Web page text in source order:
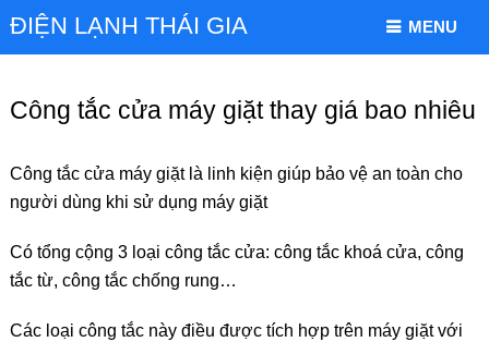
ĐIỆN LẠNH THÁI GIA MENU
Công tắc cửa máy giặt thay giá bao nhiêu
Công tắc cửa máy giặt là linh kiện giúp bảo vệ an toàn cho
người dùng khi sử dụng máy giặt
Có tổng cộng 3 loại công tắc cửa: công tắc khoá cửa, công
tắc từ, công tắc chống rung…
Các loại công tắc này điều được tích hợp trên máy giặt với